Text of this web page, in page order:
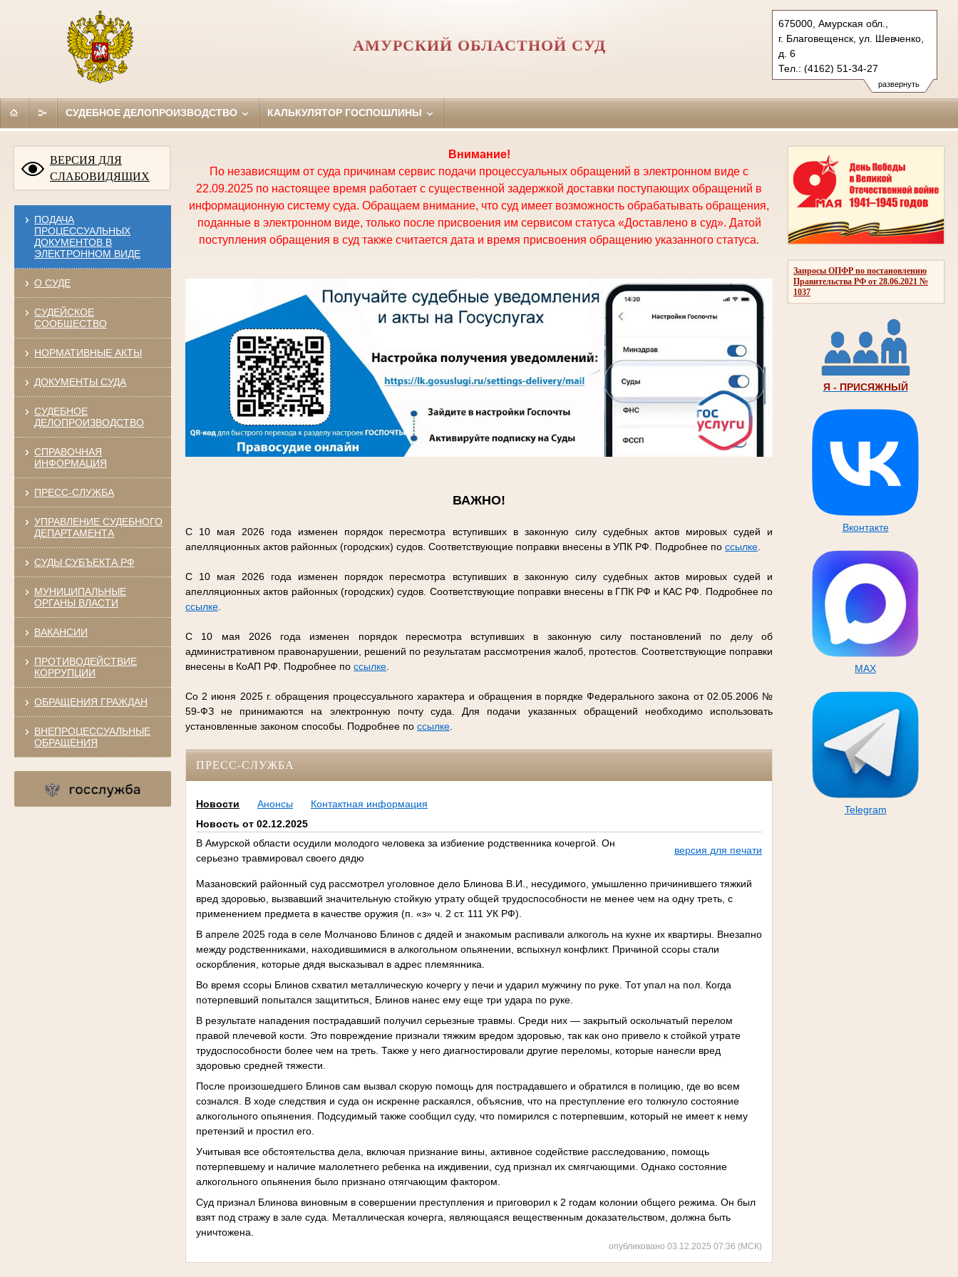
развернуть
675000, Амурская обл.,
г. Благовещенск, ул. Шевченко,
д. 6
Тел.: (4162) 51-34-27
oblsud.amr@sudrf.ru
АМУРСКИЙ ОБЛАСТНОЙ СУД
СУДЕБНОЕ ДЕЛОПРОИЗВОДСТВО КАЛЬКУЛЯТОР ГОСПОШЛИНЫ
ВЕРСИЯ ДЛЯ
СЛАБОВИДЯЩИХ
ПОДАЧА
ПРОЦЕССУАЛЬНЫХ
ДОКУМЕНТОВ В
ЭЛЕКТРОННОМ ВИДЕ
О СУДЕ
СУДЕЙСКОЕ
СООБЩЕСТВО
НОРМАТИВНЫЕ АКТЫ
ДОКУМЕНТЫ СУДА
СУДЕБНОЕ
ДЕЛОПРОИЗВОДСТВО
СПРАВОЧНАЯ
ИНФОРМАЦИЯ
ПРЕСС-СЛУЖБА
УПРАВЛЕНИЕ СУДЕБНОГО
ДЕПАРТАМЕНТА
СУДЫ СУБЪЕКТА РФ
МУНИЦИПАЛЬНЫЕ
ОРГАНЫ ВЛАСТИ
ВАКАНСИИ
ПРОТИВОДЕЙСТВИЕ
КОРРУПЦИИ
ОБРАЩЕНИЯ ГРАЖДАН
ВНЕПРОЦЕССУАЛЬНЫЕ
ОБРАЩЕНИЯ
Запросы ОПФР по постановлению
Правительства РФ от 28.06.2021 №
1037
Я - ПРИСЯЖНЫЙ
Вконтакте
MAX
Telegram
Внимание!
По независящим от суда причинам сервис подачи процессуальных обращений в электронном виде с
22.09.2025 по настоящее время работает с существенной задержкой доставки поступающих обращений в
информационную систему суда. Обращаем внимание, что суд имеет возможность обрабатывать обращения,
поданные в электронном виде, только после присвоения им сервисом статуса «Доставлено в суд». Датой
поступления обращения в суд также считается дата и время присвоения обращению указанного статуса.
ВАЖНО!
С 10 мая 2026 года изменен порядок пересмотра вступивших в законную силу судебных актов мировых судей и
апелляционных актов районных (городских) судов. Соответствующие поправки внесены в УПК РФ. Подробнее по ссылке.
С 10 мая 2026 года изменен порядок пересмотра вступивших в законную силу судебных актов мировых судей и
апелляционных актов районных (городских) судов. Соответствующие поправки внесены в ГПК РФ и КАС РФ. Подробнее по
ссылке.
С 10 мая 2026 года изменен порядок пересмотра вступивших в законную силу постановлений по делу об
административном правонарушении, решений по результатам рассмотрения жалоб, протестов. Соответствующие поправки
внесены в КоАП РФ. Подробнее по ссылке.
Со 2 июня 2025 г. обращения процессуального характера и обращения в порядке Федерального закона от 02.05.2006 №
59-ФЗ не принимаются на электронную почту суда. Для подачи указанных обращений необходимо использовать
установленные законом способы. Подробнее по ссылке.
ПРЕСС-СЛУЖБА
Новости Анонсы
Контактная информация
Новость от 02.12.2025
В Амурской области осудили молодого человека за избиение родственника кочергой. Он
серьезно травмировал своего дядю
версия для печати
Мазановский районный суд рассмотрел уголовное дело Блинова В.И., несудимого, умышленно причинившего тяжкий
вред здоровью, вызвавший значительную стойкую утрату общей трудоспособности не менее чем на одну треть, с
применением предмета в качестве оружия (п. «з» ч. 2 ст. 111 УК РФ).
В апреле 2025 года в селе Молчаново Блинов с дядей и знакомым распивали алкоголь на кухне их квартиры. Внезапно
между родственниками, находившимися в алкогольном опьянении, вспыхнул конфликт. Причиной ссоры стали
оскорбления, которые дядя высказывал в адрес племянника.
Во время ссоры Блинов схватил металлическую кочергу у печи и ударил мужчину по руке. Тот упал на пол. Когда
потерпевший попытался защититься, Блинов нанес ему еще три удара по руке.
В результате нападения пострадавший получил серьезные травмы. Среди них — закрытый оскольчатый перелом
правой плечевой кости. Это повреждение признали тяжким вредом здоровью, так как оно привело к стойкой утрате
трудоспособности более чем на треть. Также у него диагностировали другие переломы, которые нанесли вред
здоровью средней тяжести.
После произошедшего Блинов сам вызвал скорую помощь для пострадавшего и обратился в полицию, где во всем
сознался. В ходе следствия и суда он искренне раскаялся, объяснив, что на преступление его толкнуло состояние
алкогольного опьянения. Подсудимый также сообщил суду, что помирился с потерпевшим, который не имеет к нему
претензий и простил его.
Учитывая все обстоятельства дела, включая признание вины, активное содействие расследованию, помощь
потерпевшему и наличие малолетнего ребенка на иждивении, суд признал их смягчающими. Однако состояние
алкогольного опьянения было признано отягчающим фактором.
Суд признал Блинова виновным в совершении преступления и приговорил к 2 годам колонии общего режима. Он был
взят под стражу в зале суда. Металлическая кочерга, являющаяся вещественным доказательством, должна быть
уничтожена.
опубликовано 03.12.2025 07:36 (МСК)